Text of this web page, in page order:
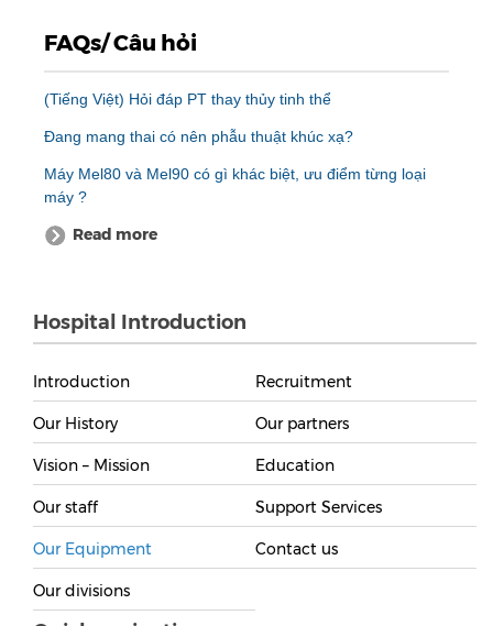
FAQs/ Câu hỏi
(Tiếng Việt) Hỏi đáp PT thay thủy tinh thể
Đang mang thai có nên phẫu thuật khúc xạ?
Máy Mel80 và Mel90 có gì khác biệt, ưu điểm từng loại
máy ?
Read more
Hospital Introduction
Introduction
Our History
Vision – Mission
Our staff
Our Equipment
Our divisions
Recruitment
Our partners
Education
Support Services
Contact us